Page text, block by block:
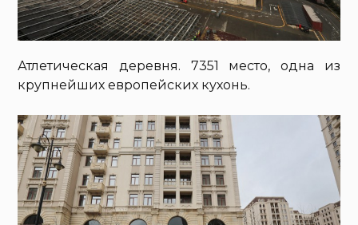
Атлетическая деревня. 7351 место, одна из
крупнейших европейских кухонь.